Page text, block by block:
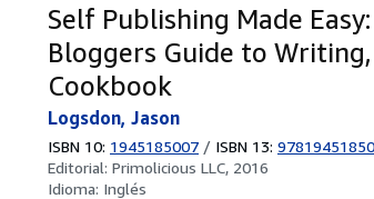
Self Publishing Made
Bloggers Guide to
Cookbook
Logsdon, Jason
ISBN 10: 1945185007 / ISBN 13:
Editorial: Primolicious LLC, 2016
Idioma: Inglés